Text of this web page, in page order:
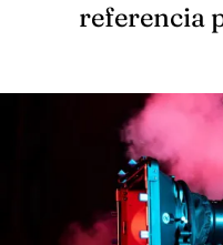
referencia